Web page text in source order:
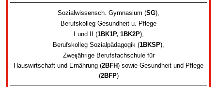
Sozialwissensch. Gymnasium (SG)
Berufskolleg Gesundheit u. Pflege
I und II (1BK1P, 1BK2P),
Berufskolleg Sozialpädagogik (1BKSP)
Zweijährige Berufsfachschule für
Hauswirtschaft und Ernährung (2BFH) sowie Gesundheit und Pflege
(2BFP)